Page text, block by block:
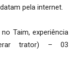
pela internet.
Taim, experiência
trator) – 03